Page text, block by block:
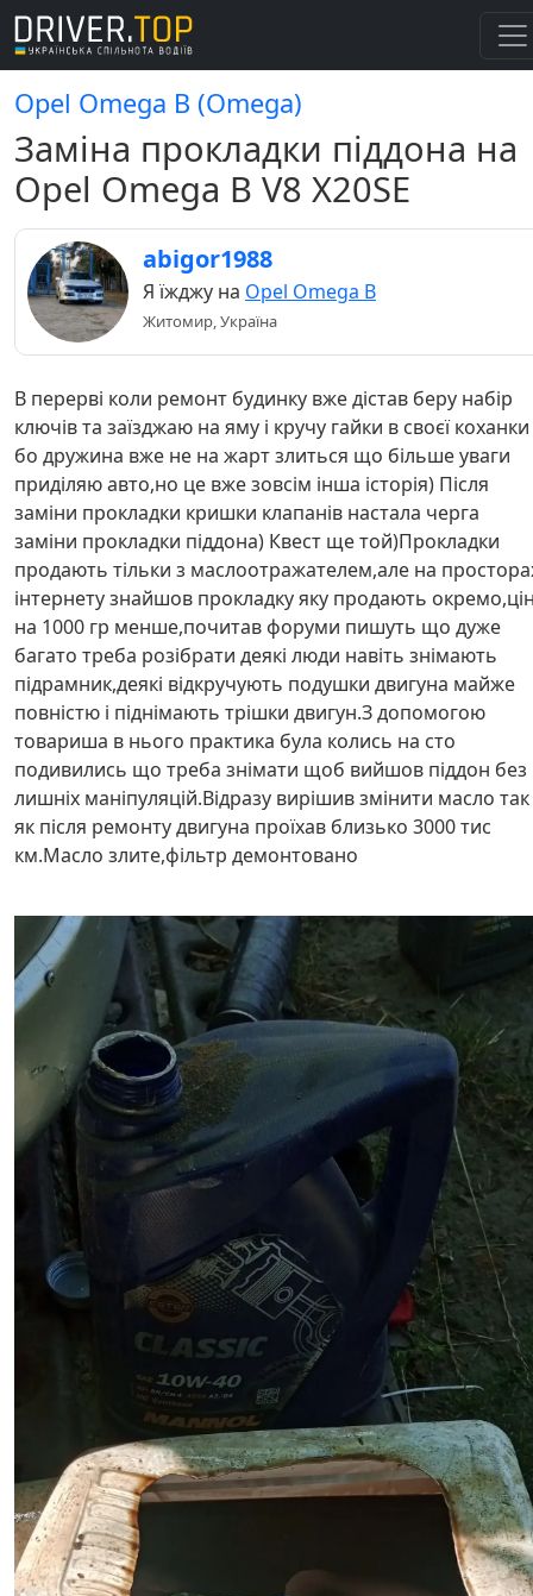
Opel Omega B (Omega)
Заміна прокладки піддона на
Opel Omega B V8 X20SE
abigor1988
Я їжджу на Opel Omega B
Житомир, Україна
В перерві коли ремонт будинку вже дістав беру набір
ключів та заїзджаю на яму і кручу гайки в своєї коханки
бо дружина вже не на жарт злиться що більше уваги
приділяю авто,но це вже зовсім інша історія) Після
заміни прокладки кришки клапанів настала черга
заміни прокладки піддона) Квест ще той)Прокладки
продають тільки з маслоотражателем,але на
інтернету знайшов прокладку яку продають
на 1000 гр менше,почитав форуми пишуть що дуже
багато треба розібрати деякі люди навіть знімають
підрамник,деякі відкручують подушки двигуна майже
повністю і піднімають трішки двигун.З допомогою
товариша в нього практика була колись на сто
подивились що треба знімати щоб вийшов піддон без
лишніх маніпуляцій.Відразу вирішив змінити масло так
як після ремонту двигуна проїхав близько 3000 тис
км.Масло злите,фільтр демонтовано